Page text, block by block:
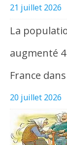
21 juillet 2026
La
augmenté
France
20 juillet 2026